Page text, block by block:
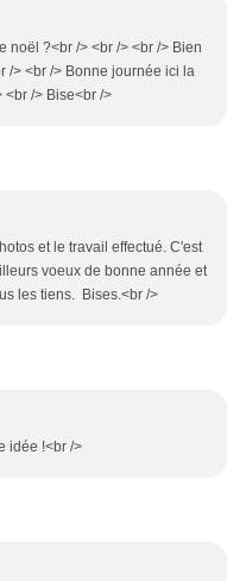
noël ?<br /> <br /> <br /> Bien
/> <br /> Bonne journée ici la
<br /> Bise<br />
et le travail effectué. C'est
voeux de bonne année et
les tiens. Bises.<br />
idée !<br />